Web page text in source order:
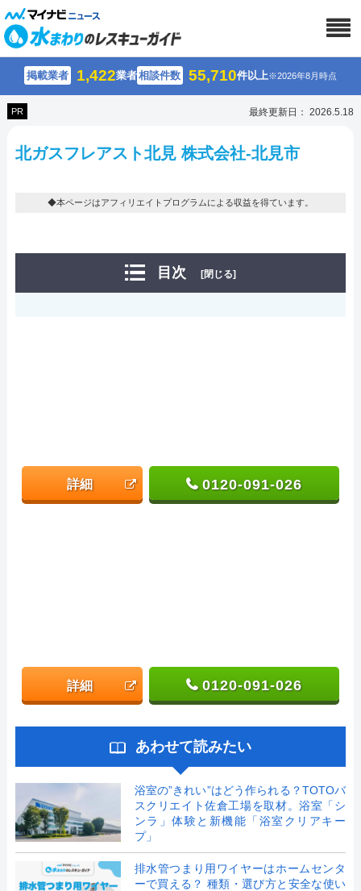
掲載業者 1,422業者相談件数 55,710件以上※2026年8月時点
PR 最終更新日： 2026.5.18
北ガスフレアスト北見 株式会社-北見市
◆本ページはアフィリエイトプログラムによる収益を得ています。
目次 [閉じる]
詳細 0120-091-026
詳細 0120-091-026
あわせて読みたい
浴室の”きれい”はどう作られる？TOTOバ
スクリエイト佐倉工場を取材。浴室「シ
ンラ」体験と新機能「浴室クリアキー
プ」
排水管つまり用ワイヤーはホームセンタ
ーで買える？ 種類・選び方と安全な使い